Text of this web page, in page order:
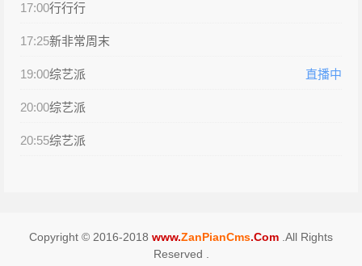
17:00行行行
17:25新非常周末
19:00综艺派 直播中
20:00综艺派
20:55综艺派
Copyright © 2016-2018 www.ZanPianCms.Com .All Rights
Reserved .